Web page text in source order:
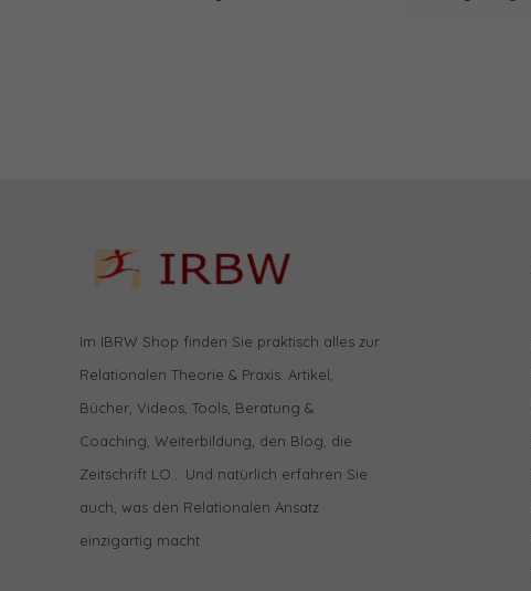
Im IBRW Shop finden Sie praktisch alles zur
Relationalen Theorie & Praxis: Artikel,
Bücher, Videos, Tools, Beratung &
Coaching, Weiterbildung, den Blog, die
Zeitschrift LO… Und natürlich erfahren Sie
auch, was den Relationalen Ansatz
einzigartig macht.